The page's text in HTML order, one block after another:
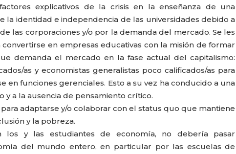
explicativos de la crisis en la enseñanza de una
la identidad e independencia de las universidades debido a
las corporaciones y/o por la demanda del mercado. Se les
en empresas educativas con la misión de formar
demanda el mercado en la fase actual del capitalismo:
as y economistas generalistas poco calificados/as para
en funciones gerenciales. Esto a su vez ha conducido a una
a la ausencia de pensamiento crítico.
adaptarse y/o colaborar con el status quo que mantiene
y la pobreza.
los y las estudiantes de economía, no debería pasar
del mundo entero, en particular por las escuelas de